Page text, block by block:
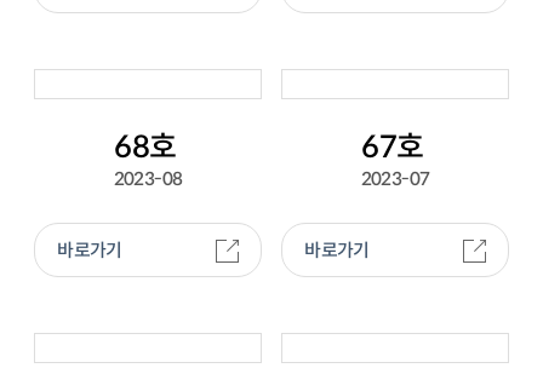
68호
2023-08
바로가기
67호
2023-07
바로가기